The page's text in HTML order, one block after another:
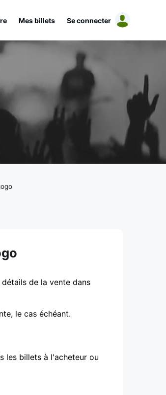
Mes billets Se connecter
de la vente dans
le cas échéant.
les billets à l'acheteur ou